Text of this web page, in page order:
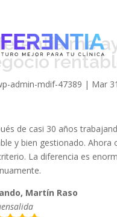
me
admin-mdif-47389 | Mar
de casi 30 años
y bien gestionado.
La diferencia es
Martín Raso